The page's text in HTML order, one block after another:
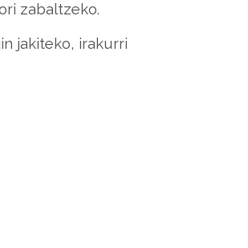
zabaltzeko.
jakiteko, irakurri